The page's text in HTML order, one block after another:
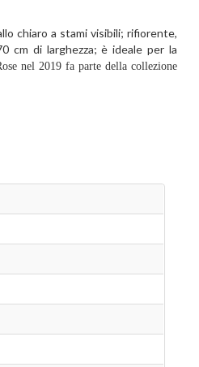
chiaro a stami visibili; rifiorente,
cm di larghezza; è ideale per la
nel 2019 fa parte della collezione